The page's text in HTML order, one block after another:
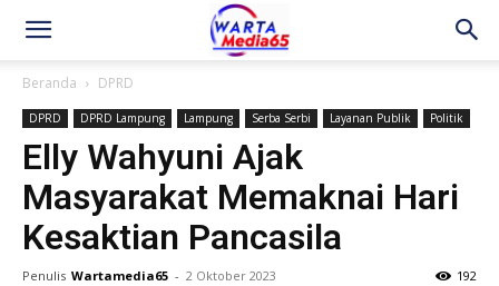
Beranda DPRD
DPRD DPRD Lampung Lampung Serba Serbi Layanan Publik Politik
Elly Wahyuni Ajak
Masyarakat Memaknai Hari
Kesaktian Pancasila
Penulis Wartamedia65 - 2 Oktober 2023 192